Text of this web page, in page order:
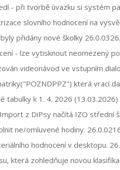
- při tvorbě úvazku si systém
slovního hodnocení na
přidány nové školky
- lze vytisknout neomezený
videonávod ve vstupním
která vrací
tabulky k 1. 4. 2026 (13.03.2026)
z DiPsy načítá IZO střední
ne/omluvené hodiny.
hodnocení v desktopu.
která zohledňuje novou